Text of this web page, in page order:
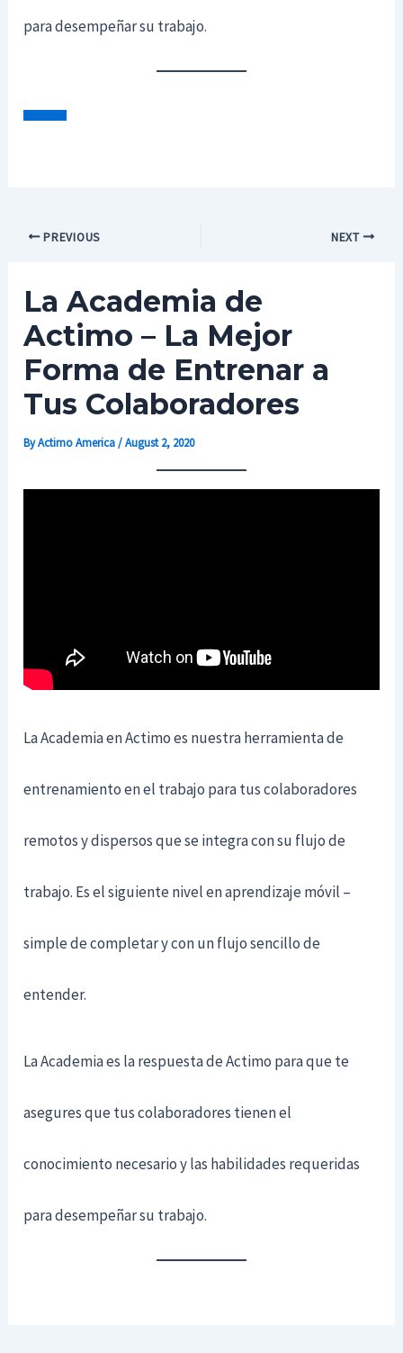
para desempeñar su trabajo.
PREVIOUS NEXT
La Academia de
Actimo – La Mejor
Forma de Entrenar a
Tus Colaboradores
ByActimo America/August 2, 2020
La Academia en Actimo es nuestra herramienta de
entrenamiento en el trabajo para tus colaboradores
remotos y dispersos que se integra con su flujo de
trabajo. Es el siguiente nivel en aprendizaje móvil –
simple de completar y con un flujo sencillo de
entender.
La Academia es la respuesta de Actimo para que te
asegures que tus colaboradores tienen el
conocimiento necesario y las habilidades requeridas
para desempeñar su trabajo.